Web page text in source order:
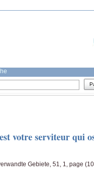
votre serviteur qui
Gebiete, 51, 1, page